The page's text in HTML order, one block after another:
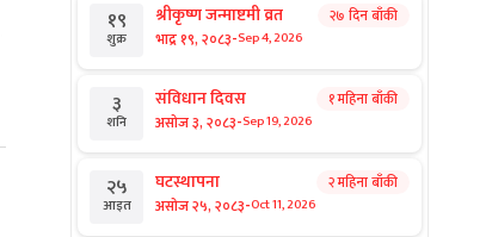
१९
शुक्र
श्रीकृष्ण जन्माष्टमी व्रत
भाद्र १९, २०८३-Sep 4, 2026
२७ दिन बाँकी
३
शनि
संविधान दिवस
असोज ३, २०८३-Sep 19, 2026
१ महिना बाँकी
२५
आइत
घटस्थापना
असोज २५, २०८३-Oct 11, 2026
२ महिना बाँकी